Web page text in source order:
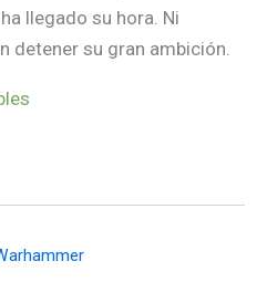
llegado su hora. Ni
detener su gran ambición.